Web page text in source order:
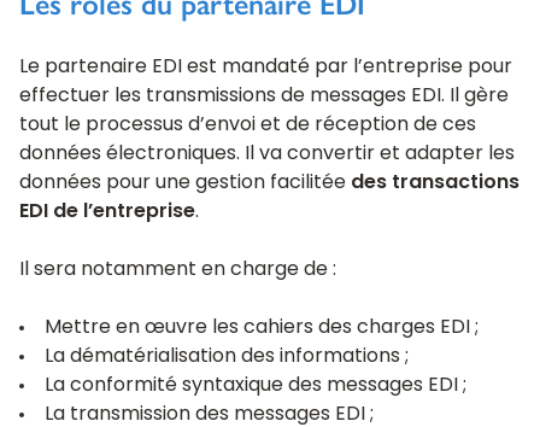
Le partenaire EDI est mandaté par l’entreprise pour
effectuer les transmissions de messages EDI. Il gère
tout le processus d’envoi et de réception de ces
données électroniques. Il va convertir et adapter les
données pour une gestion facilitée des transactions
EDI de l’entreprise.
Il sera notamment en charge de :
Mettre en œuvre les cahiers des charges EDI ;
La dématérialisation des informations ;
La conformité syntaxique des messages EDI ;
La transmission des messages EDI ;